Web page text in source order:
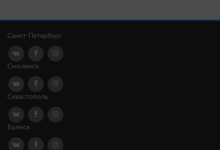
Санкт-Петербург
Смоленск
Севастополь
Брянск